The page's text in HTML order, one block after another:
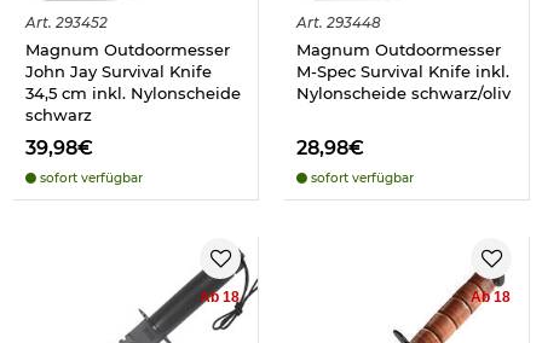
Art. 293452
Magnum Outdoormesser
John Jay Survival Knife
34,5 cm inkl. Nylonscheide
schwarz
39,98€
sofort verfügbar
Art. 293448
Magnum Outdoormesser
M-Spec Survival Knife inkl.
Nylonscheide schwarz/oliv
28,98€
sofort verfügbar
Ab 18 Ab 18